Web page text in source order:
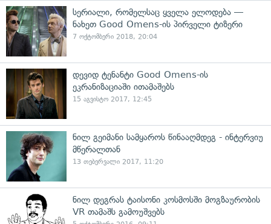
სერიალი, რომელსაც ყველა ელოდება —
ნახეთ Good Omens-ის პირველი ტიზერი
7 ოქტომბერი 2018, 20:04
დევიდ ტენანტი Good Omens-ის
ეკრანიზაციაში ითამაშებს
15 აგვისტო 2017, 12:45
ნილ გეიმანი სამყაროს წინააღმდეგ - ინტერვიუ
მწერალთან
13 თებერვალი 2017, 11:20
ნილ დეგრას ტაისონი კოსმოსში მოგზაურობის
VR თამაშს გამოუშვებს